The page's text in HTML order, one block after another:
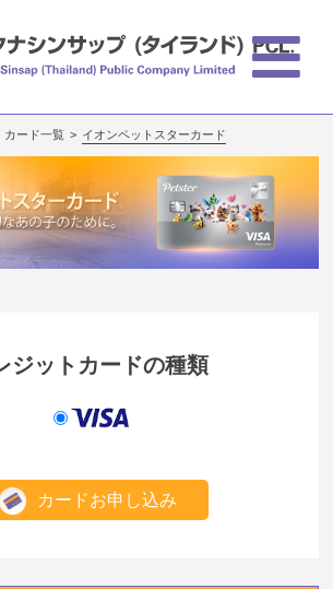
カード一覧 イオンペットスターカード
ジットカードの種類
カードお申し込み